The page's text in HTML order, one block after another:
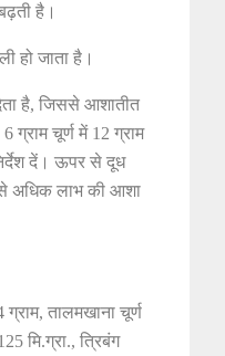
है।
हो जाता है।
है, जिससे आशातीत
ग्राम चूर्ण में 12 ग्राम
दें। ऊपर से दूध
अधिक लाभ की आशा
तालमखाना चूर्ण
मि.ग्रा., त्रिबंग